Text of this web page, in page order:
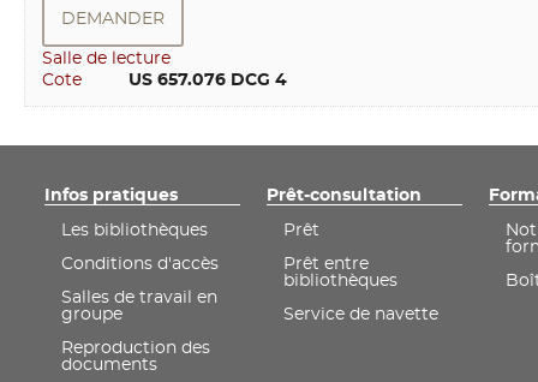
DEMANDER
Cote
Salle de lecture
        US 657.076 DCG 4
Infos pratiques
Les bibliothèques
Conditions d'accès
Salles de travail en
groupe
Reproduction des
documents
Prêt-consultation
Prêt
Prêt entre
bibliothèques
Service de navette